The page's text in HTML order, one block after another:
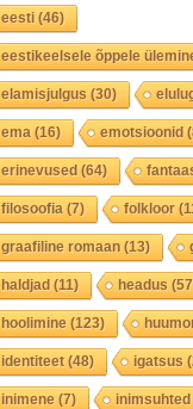
eesti(46)
eestikeelsele õppele
elamisjulgus(30)
ema(16) emotsioonid
erinevused(64)
filosoofia(7) folkloor
graafiline romaan(13)
haldjad(11) headus
hoolimine(123)
identiteet(48) igatsus
inimene(7) inimsuhted